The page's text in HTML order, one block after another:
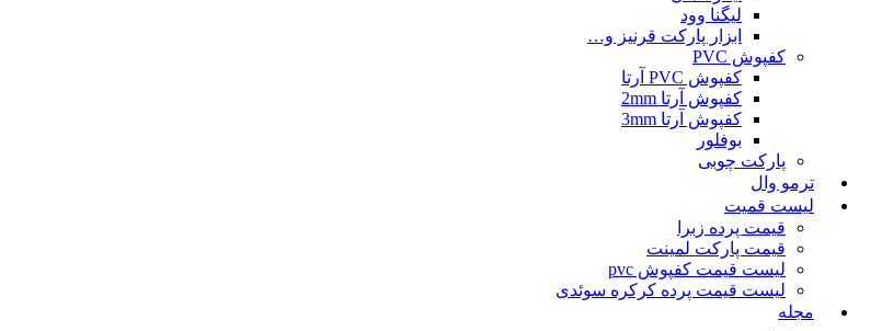
لیگنا وود
ابزار پارکت قرنیز و…
کفپوش PVC
کفپوش PVC آرتا
کفپوش آرتا 2mm
کفپوش آرتا 3mm
بوفلور
پارکت چوبی
ترمو وال
لیست قمیت
قیمت پرده زبرا
قیمت پارکت لمینت
لیست قیمت کفپوش pvc
لیست قیمت پرده کرکره سوئدی
مجله